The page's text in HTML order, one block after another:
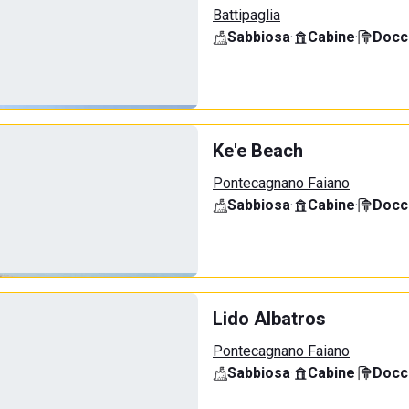
Battipaglia
Sabbiosa· Cabine·
Ke'e Beach
Pontecagnano Faiano
Sabbiosa· Cabine·
Lido Albatros
Pontecagnano Faiano
Sabbiosa· Cabine·